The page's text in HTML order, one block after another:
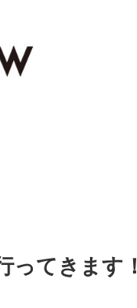
ってきます！